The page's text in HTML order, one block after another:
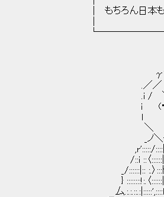
│ もちろん日本も例外
ノ´⌒
γ⌒´
.／／ ""´ ⌒
.i / ＼ ／
i (･ ）｀ ´( ･
ｌ （__人_
＼ ｀ー'
_ノ＼―― ／
,r':::::/::::| 人
/::i ::〈::::::|∨廿
_/::::::|:: :.〉:::ﾄ､ 八 ,ｲ
} ::::::::!:.〈::::::|＼∨／
厶.:.:.::.:|:::::',::::l ｀´